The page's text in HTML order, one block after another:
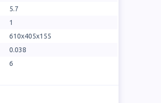
5.7
1
610x405x155
0.038
6